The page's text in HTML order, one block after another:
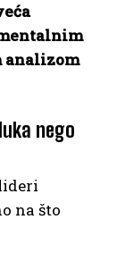
analizom
nego
na što